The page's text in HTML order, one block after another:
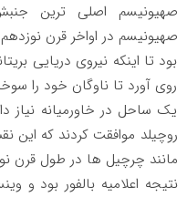
صهیونیسم اصلی ترین
صهیونیسم در اواخر قرن
بود تا اینکه نیروی دریایی
روی آورد تا ناوگان خود را
یک ساحل در خاورمیانه نیاز
روچیلد موافقت کردند که این
مانند چرچیل ها در طول قرن
نتیجه اعلامیه بالفور بود